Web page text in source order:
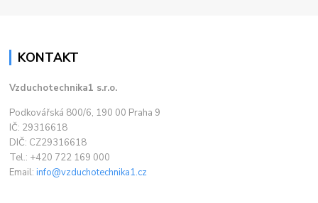
KONTAKT
Vzduchotechnika1 s.r.o.
Podkovářská 800/6, 190 00 Praha 9
IČ: 29316618
DIČ: CZ29316618
Tel.: +420 722 169 000
Email:info@vzduchotechnika1.cz